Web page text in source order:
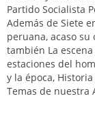
Partido Socialista
Además de Siete
peruana, acaso
también La
estaciones del
y la época,
Temas de nuestra